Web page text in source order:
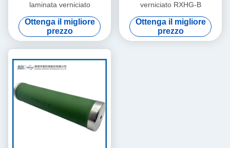
laminata verniciato
Ottenga il migliore
prezzo
verniciato RXHG-B
Ottenga il migliore
prezzo